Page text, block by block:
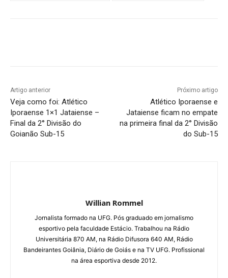
Artigo anterior
Veja como foi: Atlético
Iporaense 1×1 Jataiense –
Final da 2° Divisão do
Goianão Sub-15
Próximo artigo
Atlético Iporaense e
Jataiense ficam no empate
na primeira final da 2° Divisão
do Sub-15
Willian Rommel
Jornalista formado na UFG. Pós graduado em jornalismo
esportivo pela faculdade Estácio. Trabalhou na Rádio
Universitária 870 AM, na Rádio Difusora 640 AM, Rádio
Bandeirantes Goiânia, Diário de Goiás e na TV UFG. Profissional
na área esportiva desde 2012.